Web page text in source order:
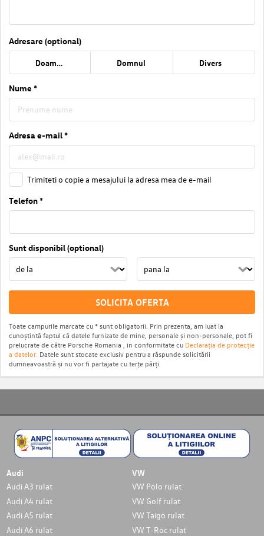
Adresare (optional)
Doamna Domnul Divers
Nume *
Adresa e-mail *
Trimiteti o copie a mesajului la adresa mea de e-mail
Telefon *
Sunt disponibil (optional)
SOLICITA OFERTA
Toate campurile marcate cu * sunt obligatorii. Prin prezenta, am luat la
cunoștintă faptul că datele furnizate de mine, personale și non-personale, pot fi
prelucrate de către Porsche Romania , in conformitate cu Declarația de protecție
a datelor. Datele sunt stocate exclusiv pentru a răspunde solicitării
dumneavoastră și nu vor fi partajate cu terțe părți.
Audi
Audi A3 rulat
Audi A4 rulat
Audi A5 rulat
Audi A6 rulat
VW
VW Polo rulat
VW Golf rulat
VW Taigo rulat
VW T-Roc rulat